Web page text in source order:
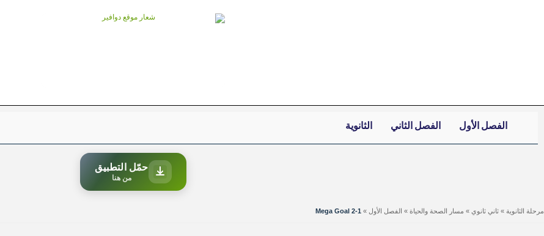
الفصل الأول الفصل الثاني الثانوية
حمّل التطبيق
من هنا
مرحلة الثانوية » ثاني ثانوي » مسار الصحة والحياة » الفصل الأول »
Mega Goal 2-1